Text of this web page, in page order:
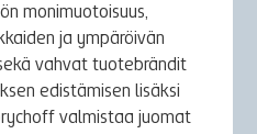
monimuotoisuus,
ja ympäröivän
vahvat tuotebrändit
edistämisen lisäksi
valmistaa juomat